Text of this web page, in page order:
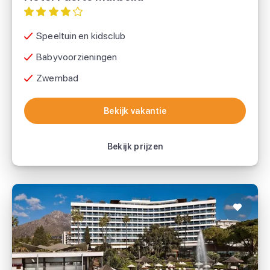
Speeltuin en kidsclub
Babyvoorzieningen
Zwembad
Bekijk vakantie
Bekijk prijzen
Bekijk vakantie
Hotel Gran Melia Don Pepe